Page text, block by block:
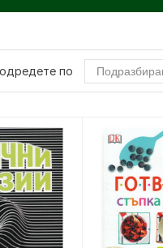
по